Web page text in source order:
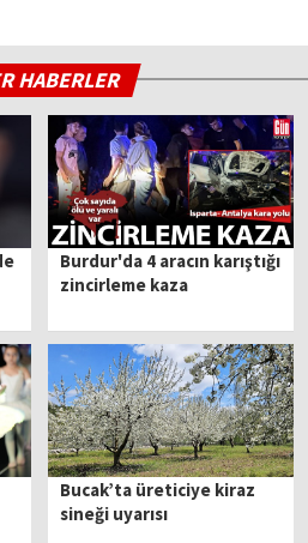
HABERLER
Burdur'da 4 aracın karıştığı
zincirleme kaza
Bucak’ta üreticiye kiraz
sineği uyarısı